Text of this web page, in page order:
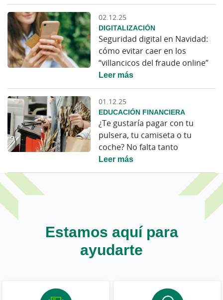
02.12.25
DIGITALIZACIÓN
Seguridad digital en Navidad:
cómo evitar caer en los
“villancicos del fraude online”
Leer más
01.12.25
EDUCACIÓN FINANCIERA
¿Te gustaría pagar con tu
pulsera, tu camiseta o tu
coche? No falta tanto
Leer más
Estamos aquí para
ayudarte